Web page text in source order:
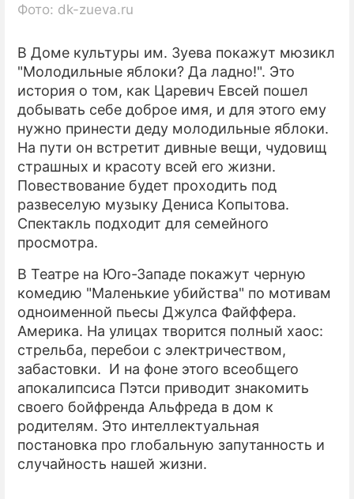
Фото: dk-zueva.ru
В Доме культуры им. Зуева покажут мюзикл
"Молодильные яблоки? Да ладно!". Это
история о том, как Царевич Евсей пошел
добывать себе доброе имя, и для этого ему
нужно принести деду молодильные яблоки.
На пути он встретит дивные вещи, чудовищ
страшных и красоту всей его жизни.
Повествование будет проходить под
развеселую музыку Дениса Копытова.
Спектакль подходит для семейного
просмотра.
В Театре на Юго-Западе покажут черную
комедию "Маленькие убийства" по мотивам
одноименной пьесы Джулса Файффера.
Америка. На улицах творится полный хаос:
стрельба, перебои с электричеством,
забастовки. И на фоне этого всеобщего
апокалипсиса Пэтси приводит знакомить
своего бойфренда Альфреда в дом к
родителям. Это интеллектуальная
постановка про глобальную запутанность и
случайность нашей жизни.